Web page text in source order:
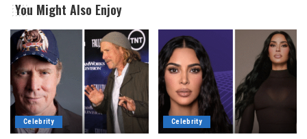
You Might Also Enjoy
Celebrity Celebrity